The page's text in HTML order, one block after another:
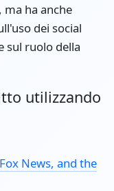
ha anche
dei social
sul ruolo della
utilizzando
News, and the